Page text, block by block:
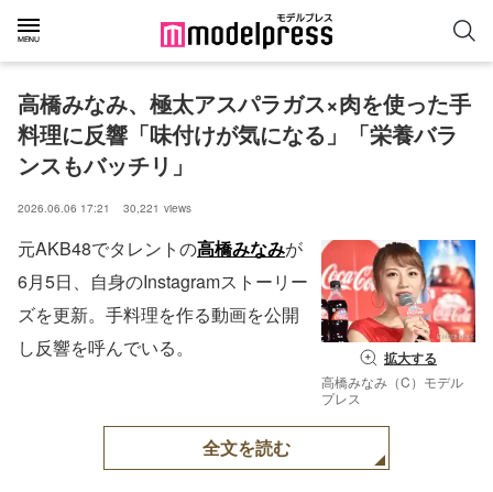
高橋みなみ、極太アスパラガス×肉を使った手
料理に反響「味付けが気になる」「栄養バラ
ンスもバッチリ」
2026.06.06 17:21 30,221 views
拡大する
高橋みなみ（C）モデル
プレス
元AKB48でタレントの高橋みなみが
6月5日、自身のInstagramストーリー
ズを更新。手料理を作る動画を公開
し反響を呼んでいる。
全文を読む